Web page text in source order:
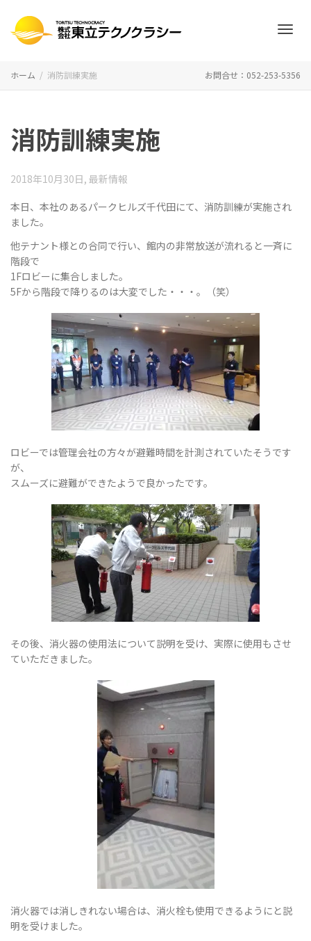
ホーム 消防訓練実施 お問合せ：052-253-5356
消防訓練実施
2018年10月30日, 最新情報
本日、本社のあるパークヒルズ千代田にて、消防訓練が実施され
ました。
他テナント様との合同で行い、館内の非常放送が流れると一斉に
階段で
1Fロビーに集合しました。
5Fから階段で降りるのは大変でした・・・。（笑）
ロビーでは管理会社の方々が避難時間を計測されていたそうです
が、
スムーズに避難ができたようで良かったです。
その後、消火器の使用法について説明を受け、実際に使用もさせ
ていただきました。
消火器では消しきれない場合は、消火栓も使用できるようにと説
明を受けました。